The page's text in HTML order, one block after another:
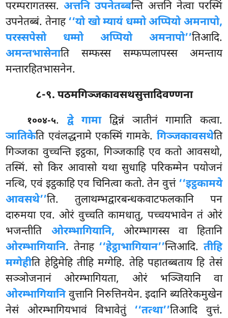
परम्परागतस्स.अत्तनि उपनेतब्बन्ति अत्तनि नेत्वा परस्मिं
उपनेतब्बं. तेनाह‘‘यो खो म्यायं धम्मो अप्पियो अमनापो,
परस्सपेसो धम्मो अप्पियो अमनापो’’तिआदि.
अमन्तभासेनाति सम्फस्स सम्फप्पलापस्स अमन्ताय
मन्तारहितभासनेन.
८-९. पठमगिञ्जकावसथसुत्तादिवण्णना
१००४-५. द्वे गामाद्विन्नं ञातीनं गामाति कत्वा.
ञातिकेति एवंलद्धनामे एकस्मिंगामके. गिञ्जकावसथेति
गिञ्जका वुच्चन्ति इट्ठका, गिञ्जकाहि एव कतो आवसथो,
तस्मिं. सो किर आवासो यथासुधाहि परिकम्मेन पयोजनं
नत्थि, एवं इट्ठकाहि एव चिनित्वा कतो. तेन वुत्तं ‘‘इट्ठकामये
आवसथे’’ति. तुलाथम्भद्वारबन्धकवाटफलकानि पन
दारुमया एव. ओरं वुच्चति कामधातु, पच्चयभावेन तं ओरं
भजन्तीति ओरम्भागियानि, ओरम्भागस्स वा हितानि
ओरम्भागियानि. तेनाह ‘‘हेट्ठाभागियान’’न्तिआदि. तीहि
मग्गेहीति हेट्ठिमेहि तीहि मग्गेहि. तेहि पहातब्बताय हि तेसं
सञ्ञोजनानं ओरम्भागियता, ओरं भञ्जियानि वा
ओरम्भागियानिवुत्तानि निरुत्तिनयेन. इदानि ब्यतिरेकमुखेन
नेसं ओरम्भागियभावं विभावेतुं ‘‘तत्था’’तिआदि वुत्तं.